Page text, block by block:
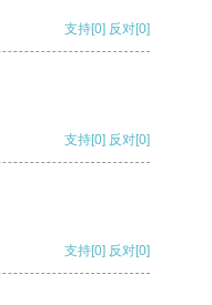
支持[0] 反对[0]
支持[0] 反对[0]
支持[0] 反对[0]